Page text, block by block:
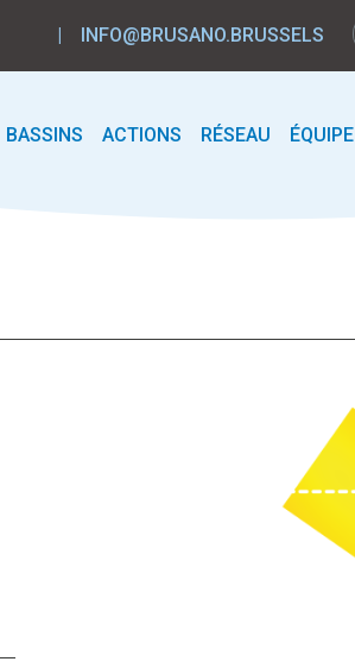
| INFO@BRUSANO.BRUSSELS
BASSINS ACTIONS RÉSEAU ÉQUIPE